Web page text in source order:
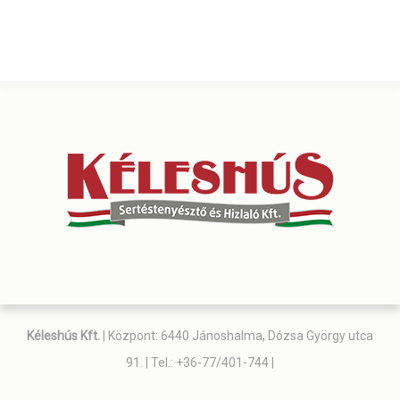
Kéleshús Kft. | Központ: 6440 Jánoshalma, Dózsa György utca
91. | Tel.: +36-77/401-744 |